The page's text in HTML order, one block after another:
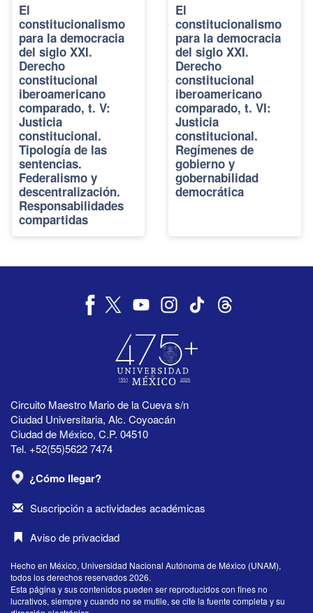
El
constitucionalismo
para la democracia
del siglo XXI.
Derecho
constitucional
iberoamericano
comparado, t. V:
Justicia
constitucional.
Tipología de las
sentencias.
Federalismo y
descentralización.
Responsabilidades
compartidas
El
constitucionalismo
para la democracia
del siglo XXI.
Derecho
constitucional
iberoamericano
comparado, t. VI:
Justicia
constitucional.
Regímenes de
gobierno y
gobernabilidad
democrática
Circuito Maestro Mario de la Cueva s/n
Ciudad Universitaria, Alc. Coyoacán
Ciudad de México, C.P. 04510
Tel. +52(55)5622 7474
¿Cómo llegar?
Suscripción a actividades académicas
Aviso de privacidad
Hecho en México, Universidad Nacional Autónoma de México (UNAM),
todos los derechos reservados 2026.
Esta página y sus contenidos pueden ser reproducidos con fines no
lucrativos, siempre y cuando no se mutile, se cite la fuente completa y su